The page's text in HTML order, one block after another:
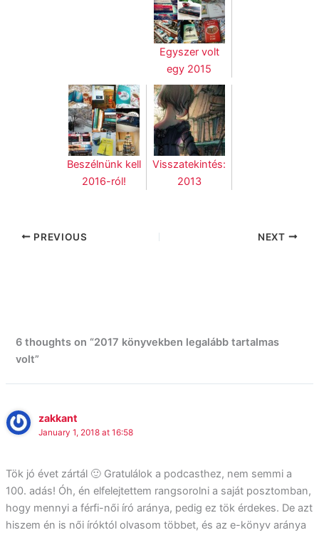
Egyszer volt
egy 2015
Beszélnünk kell
2016-ról!
Visszatekintés:
2013
PREVIOUS NEXT
6 thoughts on “2017 könyvekben legalább tartalmas
volt”
zakkant
January 1, 2018 at 16:58
Tök jó évet zártál 🙂 Gratulálok a podcasthez, nem semmi a
100. adás! Óh, én elfelejtettem rangsorolni a saját posztomban,
hogy mennyi a férfi-női író aránya, pedig ez tök érdekes. De azt
hiszem én is női íróktól olvasom többet, és az e-könyv aránya